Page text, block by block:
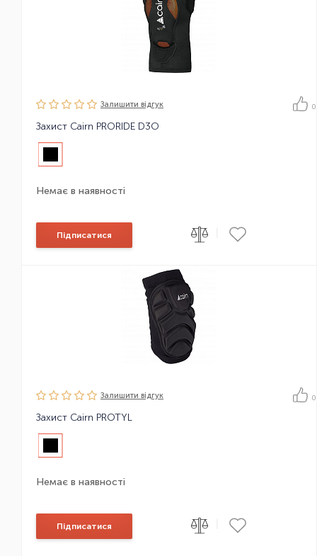
Залишити вiдгук 0
Захист Cairn PRORIDE D3O
Немає в наявності
Підписатися
Залишити вiдгук 0
Захист Cairn PROTYL
Немає в наявності
Підписатися